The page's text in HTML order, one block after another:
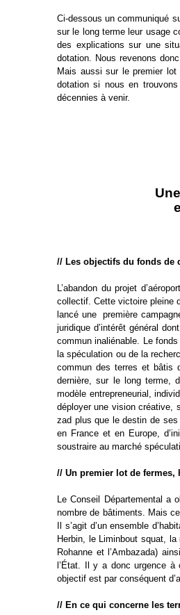
Ci-dessous un communiqué
sur le long terme leur usage
des explications sur une
dotation. Nous revenons
Mais aussi sur le premier
dotation si nous en
décennies à venir.
// Les objectifs du fonds de
L’abandon du projet
collectif.Cette victoire pleine
lancé unepremière
juridique d’intérêtgénéral
commun inaliénable. Lefonds
la spéculation ou de la
commun des terres et
dernière, sur le long terme,
modèle entrepreneurial,
déployer une vision créative,
zad plus que le destin de
en France et en Europe,
soustraire au marché
// Un premier lot de fermes,
Le Conseil Départemental a
nombre de bâtiments. Mais
Il s’agit d’unensemble
Herbin, le Liminbout squat, la
Rohanne et l’Ambazada)
l’État. Il y a donc urgence
objectif est par conséquent
// En ce qui concerne les